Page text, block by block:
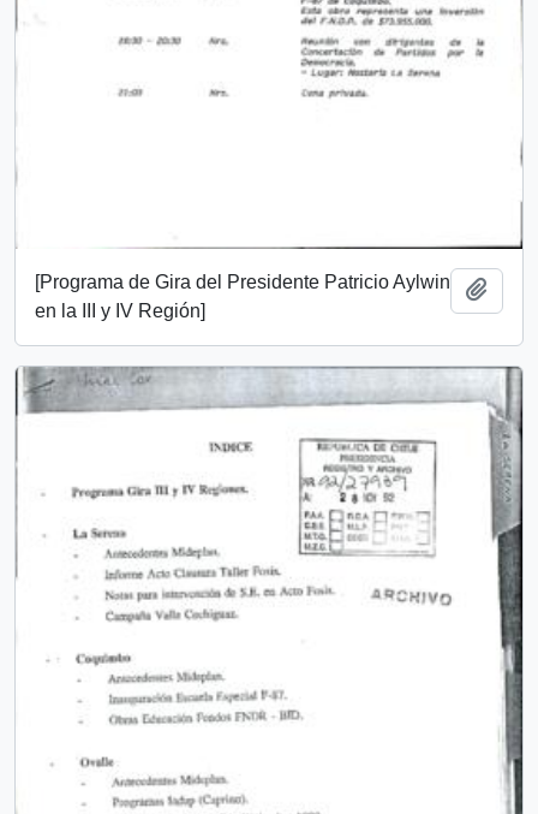
[Programa de Gira del Presidente Patricio Aylwin
en la III y IV Región]